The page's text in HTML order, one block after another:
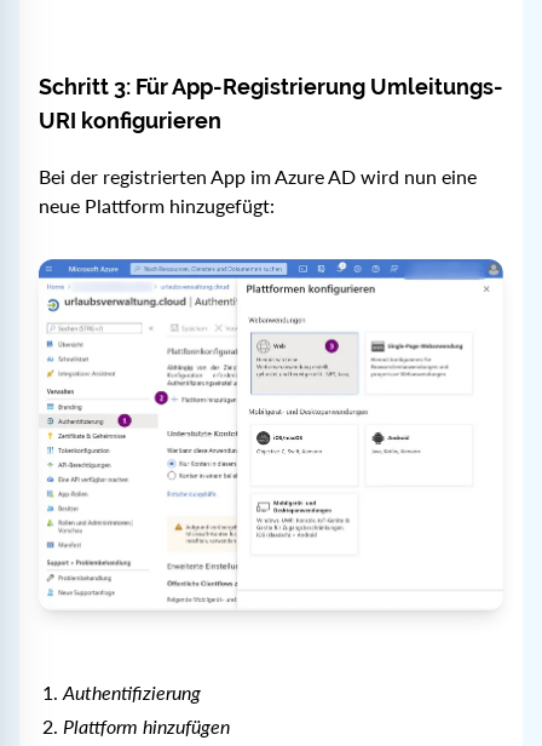
Schritt 3: Für App-Registrierung Umleitungs-
URI konfigurieren
Bei der registrierten App im Azure AD wird nun eine
neue Plattform hinzugefügt:
Authentifizierung
Plattform hinzufügen